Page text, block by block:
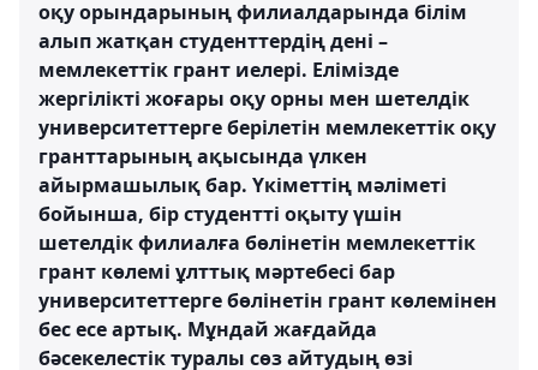
оқу орындарының филиалдарында білім
алып жатқан студенттердің дені –
мемлекеттік грант иелері. Елімізде
жергілікті жоғары оқу орны мен шетелдік
университеттерге берілетін мемлекеттік оқу
гранттарының ақысында үлкен
айырмашылық бар. Үкіметтің мәліметі
бойынша, бір студентті оқыту үшін
шетелдік филиалға бөлінетін мемлекеттік
грант көлемі ұлттық мәртебесі бар
университеттерге бөлінетін грант көлемінен
бес есе артық. Мұндай жағдайда
бәсекелестік туралы сөз айтудың өзі